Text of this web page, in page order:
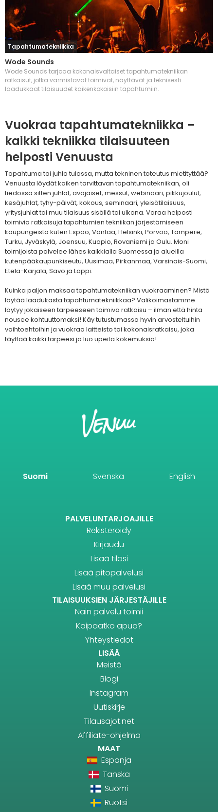
Tapahtumatekniikka
Wode Sounds
Wode Sounds tarjoaa kokonaisvaltaiset tapahtumatekniikan
ratkaisut, jotka varmistavat toimivat, näyttävät ja teknisesti
laadukkaat tilaisuudet kaikenkokoisiin tapahtumiin.
Vuokraa tapahtumatekniikka –
kaikki tekniikka tilaisuuteen
helposti Venuusta
Tapahtuma tai juhla tulossa, mutta tekninen toteutus mietityttää?
Venuusta löydät kaiken tarvittavan tapahtumatekniikan, oli
tiedossa sitten juhlat, avajaiset, messut, webinaari, pikkujoulut,
kesäjuhlat, tyhy-päivät, kokous, seminaari, yleisötilaisuus,
yritysjuhlat tai muu tilaisuus sisällä tai ulkona. Varaa helposti
toimivia ratkaisuja tapahtumien tekniikan järjestämiseen
kaupungeista kuten Espoo, Vantaa, Helsinki, Porvoo, Tampere,
Turku, Jyväskylä, Joensuu, Kuopio, Rovaniemi ja Oulu. Moni
toimijoista palvelee lähes kaikkialla Suomessa ja alueilla
kutenpääkaupunkiseutu, Uusimaa, Pirkanmaa, Varsinais-Suomi,
Etelä-Karjala, Savo ja Lappi.
Kuinka paljon maksaa tapahtumatekniikan vuokraaminen? Mistä
löytää laadukasta tapahtumatekniikkaa? Valikoimastamme
löytyy jokaiseen tarpeeseen toimiva ratkaisu – ilman että hinta
nousee kohtuuttomaksi! Käy tutustumassa hyvin arvosteltuihin
vaihtoehtoihin ja vuokraa laitteisto tai kokonaisratkaisu, joka
täyttää kaikki tarpeesi ja luo upeita kokemuksia!
Suomi Svenska English
PALVELUNTARJOAJILLE
Rekisteröidy
Kirjaudu
Lisää tilasi
Lisää pitopalvelusi
Lisää muu palvelusi
TILAISUUKSIEN JÄRJESTÄJILLE
Näin palvelu toimii
Kaipaatko apua?
Yhteystiedot
LISÄÄ
Meistä
Blogi
Instagram
Uutiskirje
Tilausajot.net
Affiliate-ohjelma
MAAT
Espanja
Tanska
Suomi
Ruotsi